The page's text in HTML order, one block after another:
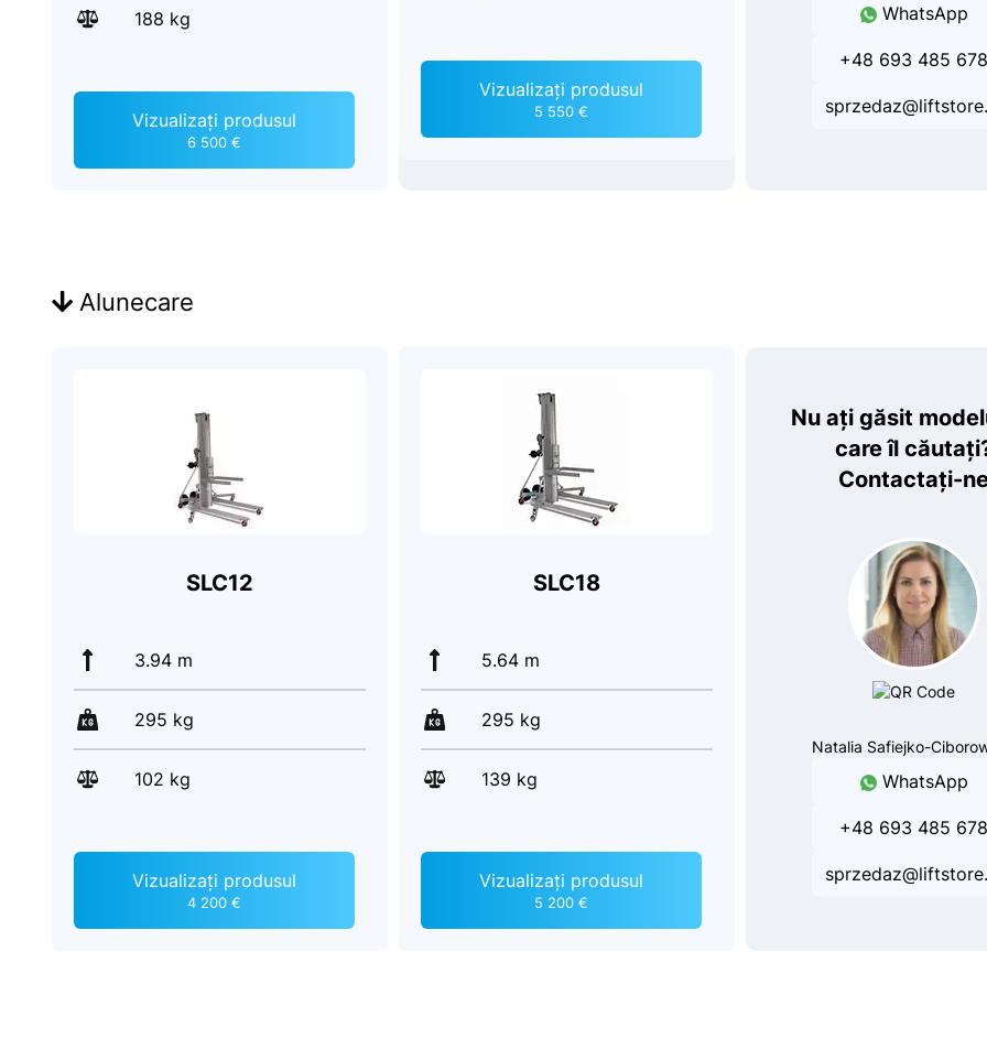
188 kg
Vizualizați produsul
6 500 €
Vizualizați produsul
5 550 €
WhatsApp
+48 693 485 678
Alunecare
SLC12
3.94 m
295 kg
102 kg
Vizualizați produsul
4 200 €
SLC18
5.64 m
295 kg
139 kg
Vizualizați produsul
5 200 €
Nu ați găsit
care îl
Contactați-
Natalia Safiejko-
WhatsApp
+48 693 485 678